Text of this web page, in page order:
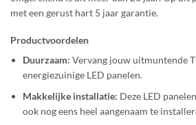
met een gerust hart 5 jaar garantie.
Productvoordelen
Duurzaam:Vervang jouw uitmuntende
energiezuinige LED panelen.
Makkelijke installatie: Deze LED
ook nog eens heel aangenaam te